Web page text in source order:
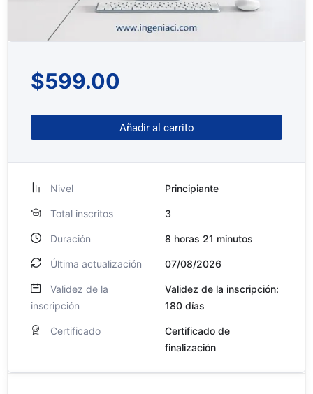
$599.00
Añadir al carrito
Nivel Principiante
Total inscritos 3
Duración 8 horas 21 minutos
Última actualización 07/08/2026
Validez de la
inscripción
Validez de la inscripción:
180 días
Certificado
Certificado de
finalización